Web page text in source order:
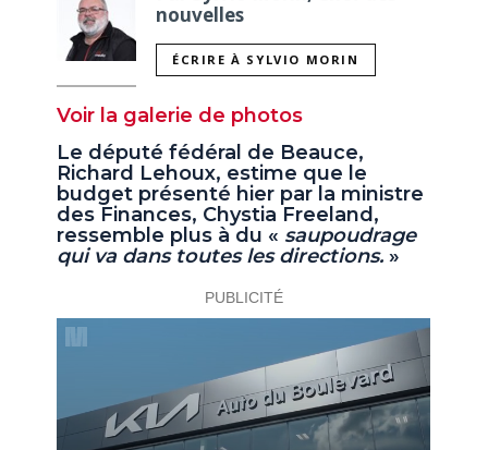
nouvelles
ÉCRIRE À SYLVIO MORIN
Voir la galerie de photos
Le député fédéral de Beauce,
Richard Lehoux, estime que le
budget présenté hier par la ministre
des Finances, Chystia Freeland,
ressemble plus à du « saupoudrage
qui va dans toutes les directions. »